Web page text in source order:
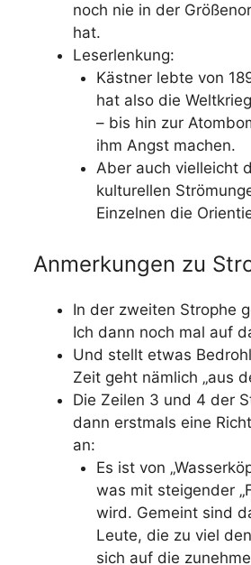
noch nie in der
hat.
Leserlenkung:
Kästner lebte von
hat also die
– bis hin zur
ihm Angst machen.
Aber auch vielleicht
kulturellen
Einzelnen die
Anmerkungen zu
In der zweiten Strophe
Ich dann noch mal auf
Und stellt etwas
Zeit geht nämlich „aus
Die Zeilen 3 und 4 der
dann erstmals eine
an:
Es ist von
was mit steigender
wird. Gemeint sind
Leute, die zu viel
sich auf die